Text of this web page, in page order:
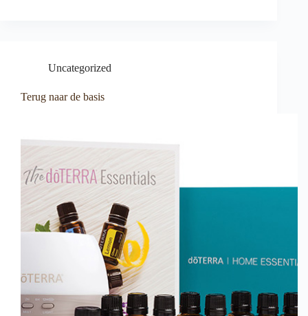
Uncategorized
Terug naar de basis